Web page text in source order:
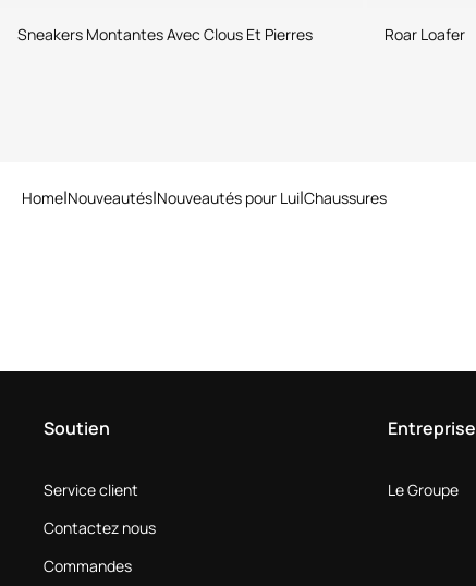
Sneakers Montantes Avec Clous Et Pierres Roar Loafer
Home Nouveautés Nouveautés pour Lui Chaussures
Soutien
Service client
Contactez nous
Commandes
Entreprise
Le Groupe